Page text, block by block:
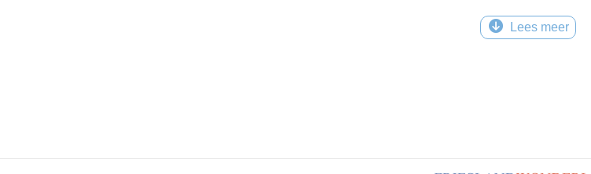
Lees meer